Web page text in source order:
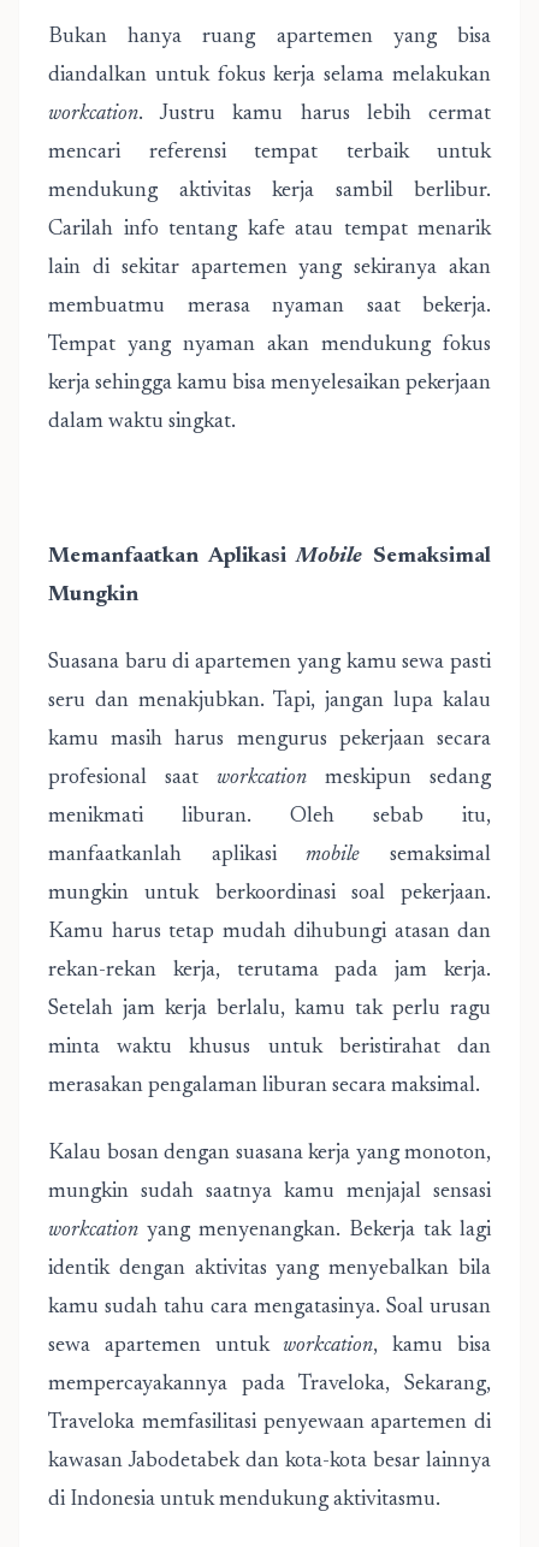
Bukan hanya ruang apartemen yang bisa
diandalkan untuk fokus kerja selama melakukan
workcation. Justru kamu harus lebih cermat
mencari referensi tempat terbaik untuk
mendukung aktivitas kerja sambil berlibur.
Carilah info tentang kafe atau tempat menarik
lain di sekitar apartemen yang sekiranya akan
membuatmu merasa nyaman saat bekerja.
Tempat yang nyaman akan mendukung fokus
kerja sehingga kamu bisa menyelesaikan pekerjaan
dalam waktu singkat.
Memanfaatkan AplikasiMobile Semaksimal
Mungkin
Suasana baru di apartemen yang kamu sewa pasti
seru dan menakjubkan. Tapi, jangan lupa kalau
kamu masih harus mengurus pekerjaan secara
profesional saat workcation meskipun sedang
menikmati liburan. Oleh sebab itu,
manfaatkanlah aplikasimobilesemaksimal
mungkin untuk berkoordinasi soal pekerjaan.
Kamu harus tetap mudah dihubungi atasan dan
rekan-rekan kerja, terutama pada jam kerja.
Setelah jam kerja berlalu, kamu tak perlu ragu
minta waktu khusus untuk beristirahat dan
merasakan pengalaman liburan secara maksimal.
Kalau bosan dengan suasana kerja yang monoton,
mungkin sudah saatnya kamu menjajal sensasi
workcation yang menyenangkan. Bekerja tak lagi
identik dengan aktivitas yang menyebalkan bila
kamu sudah tahu cara mengatasinya. Soal urusan
sewa apartemen untukworkcation, kamu bisa
mempercayakannya pada Traveloka, Sekarang,
Traveloka memfasilitasi penyewaan apartemen di
kawasan Jabodetabek dan kota-kota besar lainnya
di Indonesia untuk mendukung aktivitasmu.